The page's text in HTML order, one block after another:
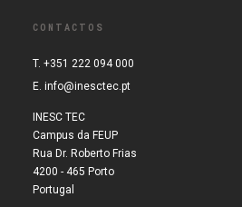
CONTACTOS
T. +351 222 094 000
E. info@inesctec.pt
INESC TEC
Campus da FEUP
Rua Dr. Roberto Frias
4200 - 465 Porto
Portugal